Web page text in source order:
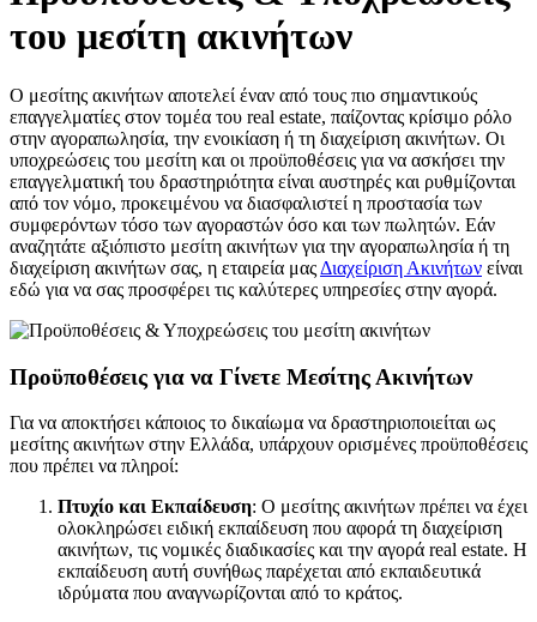
του μεσίτη ακινήτων
Ο μεσίτης ακινήτων αποτελεί έναν από τους πιο σημαντικούς
επαγγελματίες στον τομέα του real estate, παίζοντας κρίσιμο ρόλο
στην αγοραπωλησία, την ενοικίαση ή τη διαχείριση ακινήτων. Οι
υποχρεώσεις του μεσίτη και οι προϋποθέσεις για να ασκήσει την
επαγγελματική του δραστηριότητα είναι αυστηρές και ρυθμίζονται
από τον νόμο, προκειμένου να διασφαλιστεί η προστασία των
συμφερόντων τόσο των αγοραστών όσο και των πωλητών. Εάν
αναζητάτε αξιόπιστο μεσίτη ακινήτων για την αγοραπωλησία ή τη
διαχείριση ακινήτων σας, η εταιρεία μας Διαχείριση Ακινήτων είναι
εδώ για να σας προσφέρει τις καλύτερες υπηρεσίες στην αγορά.
Προϋποθέσεις για να Γίνετε Μεσίτης Ακινήτων
Για να αποκτήσει κάποιος το δικαίωμα να δραστηριοποιείται ως
μεσίτης ακινήτων στην Ελλάδα, υπάρχουν ορισμένες προϋποθέσεις
που πρέπει να πληροί:
Πτυχίο και Εκπαίδευση: Ο μεσίτης ακινήτων πρέπει να έχει
ολοκληρώσει ειδική εκπαίδευση που αφορά τη διαχείριση
ακινήτων, τις νομικές διαδικασίες και την αγορά real estate. Η
εκπαίδευση αυτή συνήθως παρέχεται από εκπαιδευτικά
ιδρύματα που αναγνωρίζονται από το κράτος.